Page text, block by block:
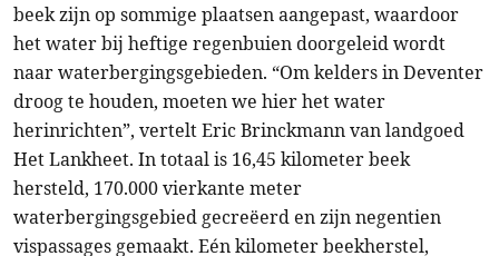
beek zijn op sommige plaatsen aangepast, waardoor
het water bij heftige regenbuien doorgeleid wordt
naar waterbergingsgebieden. “Om kelders in Deventer
droog te houden, moeten we hier het water
herinrichten”, vertelt Eric Brinckmann van landgoed
Het Lankheet. In totaal is 16,45 kilometer beek
hersteld, 170.000 vierkante meter
waterbergingsgebied gecreëerd en zijn negentien
vispassages gemaakt. Eén kilometer beekherstel,